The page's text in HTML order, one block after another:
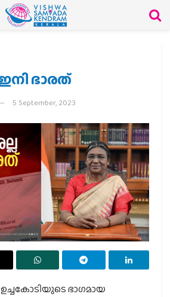
ഭാരത്
5 September, 2023
ഭാഗമായ